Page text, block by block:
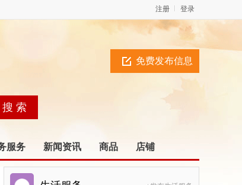
登录
注册
免费发布信息
服务 新闻资讯 商品 店铺